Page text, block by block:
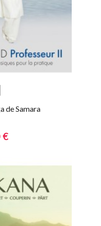
de Samara
€